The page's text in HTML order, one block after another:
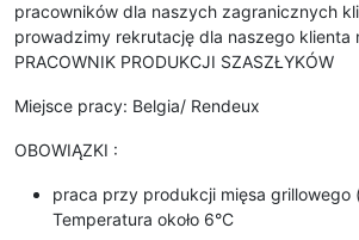
pracowników dla naszych zagranicznych
prowadzimy rekrutację dla naszego klienta
PRACOWNIK PRODUKCJI SZASZŁYKÓW
Miejsce pracy: Belgia/ Rendeux
OBOWIĄZKI :
praca przy produkcji mięsa grillowego
Temperatura około 6°C